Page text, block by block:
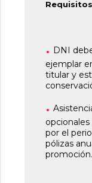
DNI
ejemplar
titular y
por el
pólizas
promoción.